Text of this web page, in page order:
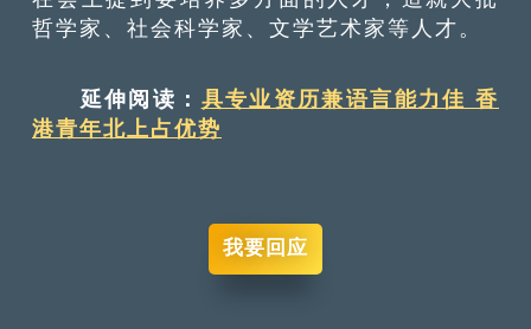
哲学家、社会科学家、文学艺术家等人才。
延伸阅读： 具专业资历兼语言能力佳 香
港青年北上占优势
我要回应